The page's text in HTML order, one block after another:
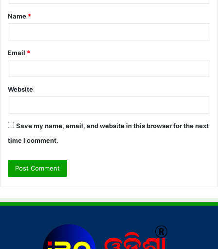
t
*
Name *
Email *
Website
Save my name, email, and website in this browser for the next
time I comment.